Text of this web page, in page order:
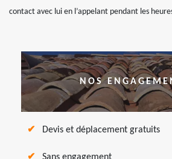
contact avec lui en l’appelant pendant les
NOS
Devis et déplacement gratuits